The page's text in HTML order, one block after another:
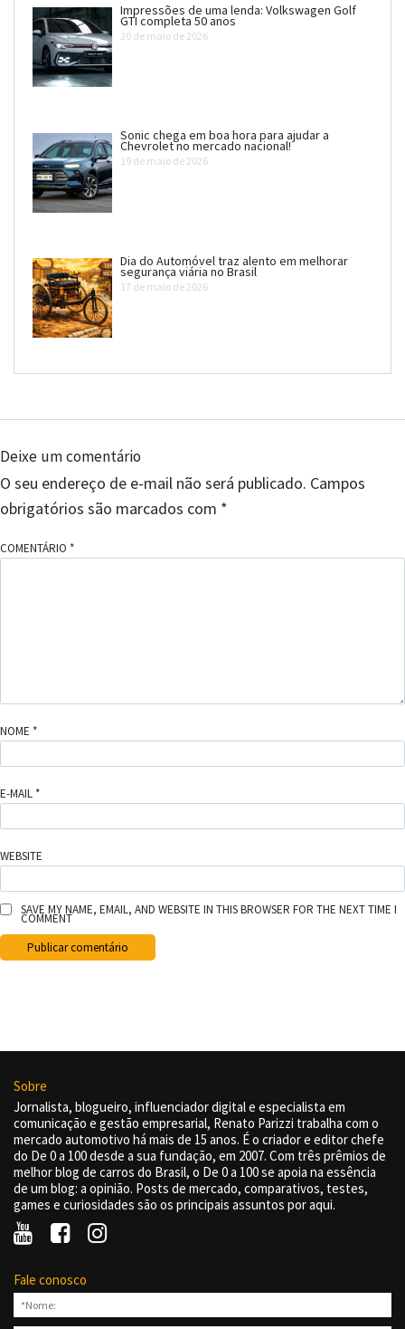
Impressões de uma lenda: Volkswagen Golf
GTI completa 50 anos
20 de maio de 2026
Sonic chega em boa hora para ajudar a
Chevrolet no mercado nacional!
19 de maio de 2026
Dia do Automóvel traz alento em melhorar
segurança viária no Brasil
17 de maio de 2026
Deixe um comentário
O seu endereço de e-mail não será publicado. Campos
obrigatórios são marcados com *
COMENTÁRIO *
NOME *
E-MAIL *
WEBSITE
SAVE MY NAME, EMAIL, AND WEBSITE IN THIS BROWSER FOR THE NEXT TIME I
COMMENT
Sobre
Jornalista, blogueiro, influenciador digital e especialista em
comunicação e gestão empresarial, Renato Parizzi trabalha com o
mercado automotivo há mais de 15 anos. É o criador e editor chefe
do De 0 a 100 desde a sua fundação, em 2007. Com três prêmios de
melhor blog de carros do Brasil, o De 0 a 100 se apoia na essência
de um blog: a opinião. Posts de mercado, comparativos, testes,
games e curiosidades são os principais assuntos por aqui.
Fale conosco